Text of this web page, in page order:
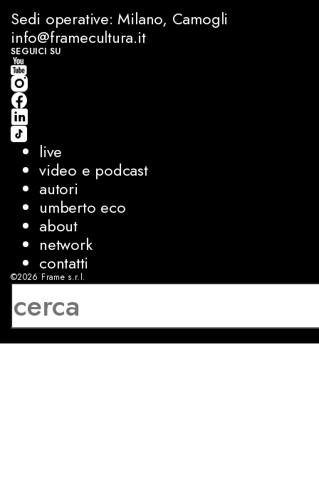
Sedi operative: Milano, Camogli
info@framecultura.it
SEGUICI SU
live
video e podcast
autori
umberto eco
about
network
contatti
©2026 Frame s.r.l.
P.IVA 08927250962
sviluppo:Luca Bunino